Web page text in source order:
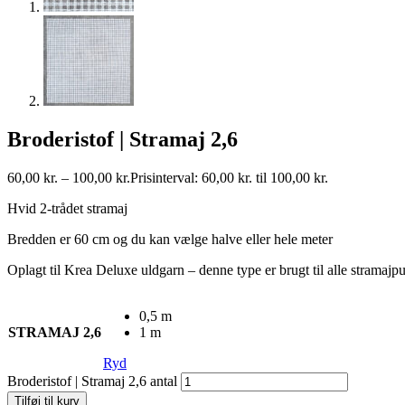
Broderistof | Stramaj 2,6
60,00 kr. – 100,00 kr.Prisinterval: 60,00 kr. til 100,00 kr.
Hvid 2-trådet stramaj
Bredden er 60 cm og du kan vælge halve eller hele meter
Oplagt til Krea Deluxe uldgarn – denne type er brugt til alle
STRAMAJ 2,6
0,5 m
1 m
Ryd
Broderistof | Stramaj 2,6 antal
Tilføj til kurv